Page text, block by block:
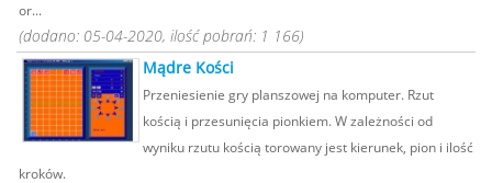
or...
(dodano: 05-04-2020, ilość pobrań: 1 166)
Mądre Kości
Przeniesienie gry planszowej na komputer. Rzut
kością i przesunięcia pionkiem. W zależności od
wyniku rzutu kością torowany jest kierunek, pion i ilość
kroków.